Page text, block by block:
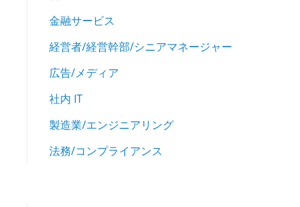
金融サービス
経営者/経営幹部/シニアマネージャー
広告/メディア
社内 IT
製造業/エンジニアリング
法務/コンプライアンス